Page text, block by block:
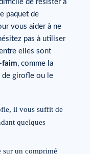
de résister à
paquet de
vous aider à ne
pas à utiliser
elles sont
faim, comme la
de girofle ou le
il vous suffit de
quelques
sur un comprimé